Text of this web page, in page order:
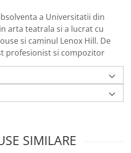
a Universitatii din
arta teatrala si a lucrat cu
si caminul Lenox Hill. De
profesionist si compozitor
SIMILARE